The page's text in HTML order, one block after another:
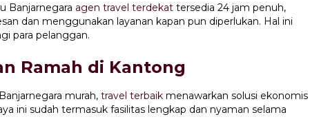
Banjarnegara agen travel terdekat tersedia 24 jam penuh,
dan menggunakan layanan kapan pun diperlukan. Hal ini
para pelanggan.
Ramah di Kantong
murah, travel terbaik menawarkan solusi ekonomis
ini sudah termasuk fasilitas lengkap dan nyaman selama